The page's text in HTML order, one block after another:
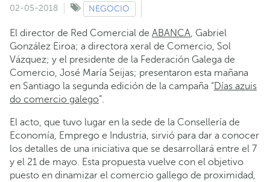
02-05-2018
NEGOCIO
El director de Red Comercial de ABANCA, Gabriel
González Eiroa; a directora xeral de Comercio, Sol
Vázquez; y el presidente de la Federación Galega de
Comercio, José María Seijas; presentaron esta mañana
en Santiago la segunda edición de la campaña “Días azuis
do comercio galego”.
El acto, que tuvo lugar en la sede de la Consellería de
Economía, Emprego e Industria, sirvió para dar a conocer
los detalles de una iniciativa que se desarrollará entre el 7
y el 21 de mayo. Esta propuesta vuelve con el objetivo
puesto en dinamizar el comercio gallego de proximidad,